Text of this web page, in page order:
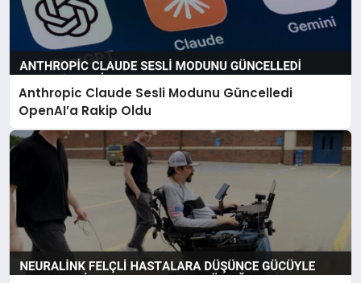
Anthropic Claude Sesli Modunu Güncelledi
OpenAI’a Rakip Oldu